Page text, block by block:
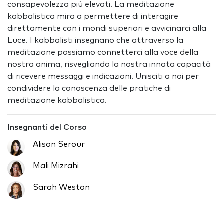
consapevolezza più elevati. La meditazione
kabbalistica mira a permettere di interagire
direttamente con i mondi superiori e avvicinarci alla
Luce. I kabbalisti insegnano che attraverso la
meditazione possiamo connetterci alla voce della
nostra anima, risvegliando la nostra innata capacità
di ricevere messaggi e indicazioni. Unisciti a noi per
condividere la conoscenza delle pratiche di
meditazione kabbalistica.
Insegnanti del Corso
Alison Serour
Mali Mizrahi
Sarah Weston